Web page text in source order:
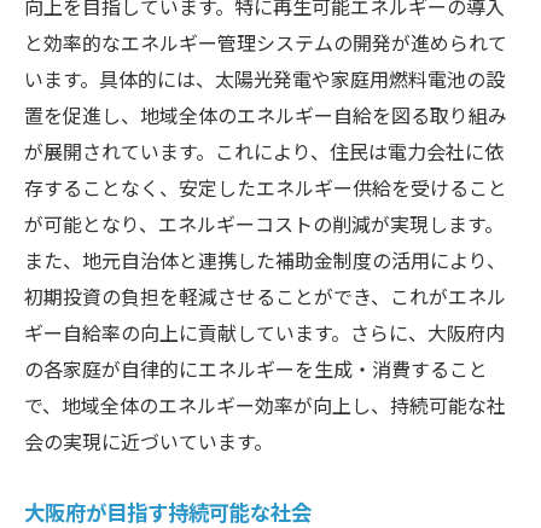
と効率的なエネルギー管理システムの開発が進められて
います。具体的には、太陽光発電や家庭用燃料電池の設
置を促進し、地域全体のエネルギー自給を図る取り組み
が展開されています。これにより、住民は電力会社に依
存することなく、安定したエネルギー供給を受けること
が可能となり、エネルギーコストの削減が実現します。
また、地元自治体と連携した補助金制度の活用により、
初期投資の負担を軽減させることができ、これがエネル
ギー自給率の向上に貢献しています。さらに、大阪府内
の各家庭が自律的にエネルギーを生成・消費すること
で、地域全体のエネルギー効率が向上し、持続可能な社
会の実現に近づいています。
大阪府が目指す持続可能な社会